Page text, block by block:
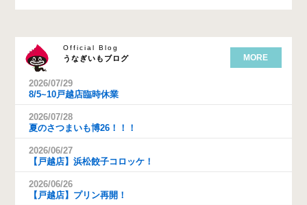
うなぎいもブログ
Official Blog
MORE
2026/07/29
8/5~10戸越店臨時休業
2026/07/28
夏のさつまいも博26！！！
2026/06/27
【戸越店】浜松餃子コロッケ！
2026/06/26
【戸越店】プリン再開！